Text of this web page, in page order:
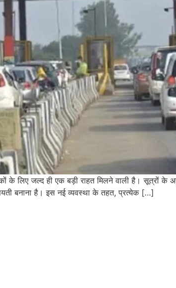
के लिए जल्द ही एक बड़ी राहत मिलने वाली है। सूत्रों के
बनाना है। इस नई व्यवस्था के तहत, प्रत्येक […]